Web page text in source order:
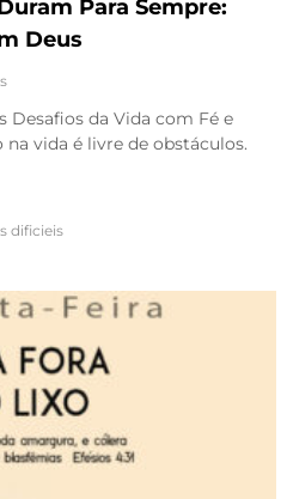
Para Sempre:
Deus
Desafios da Vida com Fé e
vida é livre de obstáculos.
dificieis